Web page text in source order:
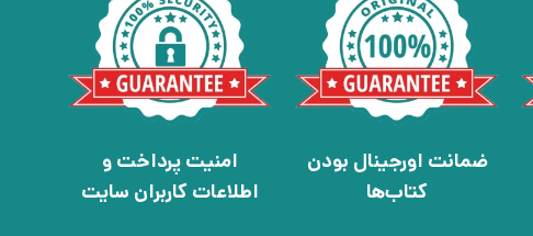
ضمانت اورجینال بودن
کتاب‌ها
امنیت پرداخت و
اطلاعات کاربران سایت